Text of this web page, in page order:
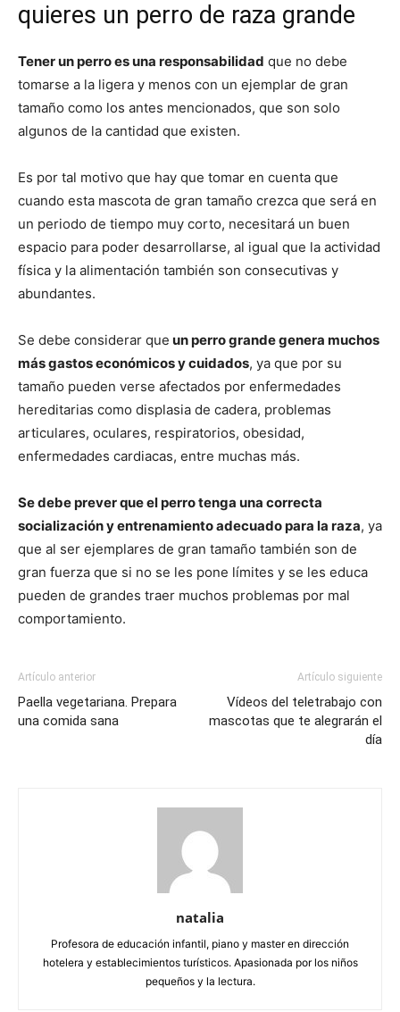
quieres un perro de raza grande
Tener un perro es una responsabilidad que no debe
tomarse a la ligera y menos con un ejemplar de gran
tamaño como los antes mencionados, que son solo
algunos de la cantidad que existen.
Es por tal motivo que hay que tomar en cuenta que
cuando esta mascota de gran tamaño crezca que será en
un periodo de tiempo muy corto, necesitará un buen
espacio para poder desarrollarse, al igual que la actividad
física y la alimentación también son consecutivas y
abundantes.
Se debe considerar que un perro grande genera muchos
más gastos económicos y cuidados, ya que por su
tamaño pueden verse afectados por enfermedades
hereditarias como displasia de cadera, problemas
articulares, oculares, respiratorios, obesidad,
enfermedades cardiacas, entre muchas más.
Se debe prever que el perro tenga una correcta
socialización y entrenamiento adecuado para la raza, ya
que al ser ejemplares de gran tamaño también son de
gran fuerza que si no se les pone límites y se les educa
pueden de grandes traer muchos problemas por mal
comportamiento.
Artículo anterior
Paella vegetariana. Prepara
una comida sana
Artículo siguiente
Vídeos del teletrabajo con
mascotas que te alegrarán el
día
natalia
Profesora de educación infantil, piano y master en dirección
hotelera y establecimientos turísticos. Apasionada por los niños
pequeños y la lectura.